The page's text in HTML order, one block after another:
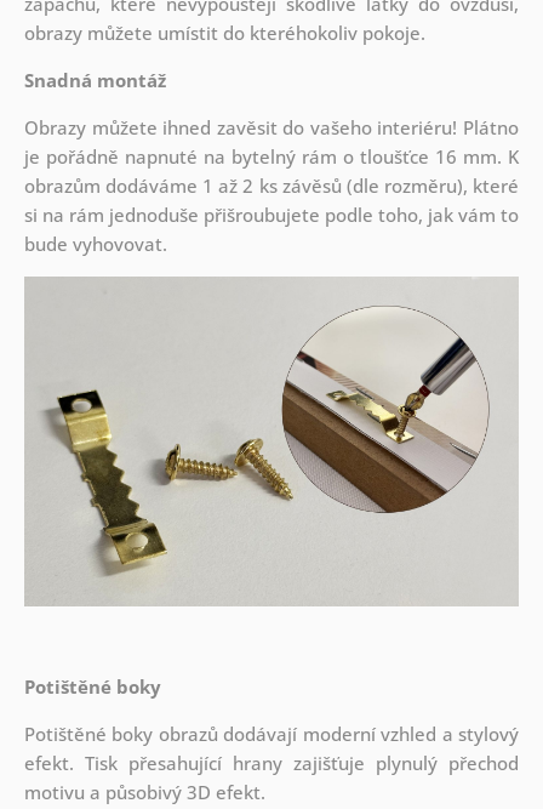
obrazy můžete umístit do kteréhokoliv pokoje.
Snadná montáž
Obrazy můžete ihned zavěsit do vašeho interiéru! Plátno
je pořádně napnuté na bytelný rám o tloušťce 16 mm. K
obrazům dodáváme 1 až 2 ks závěsů (dle rozměru), které
si na rám jednoduše přišroubujete podle toho, jak vám to
bude vyhovovat.
Potištěné boky
Potištěné boky obrazů dodávají moderní vzhled a stylový
efekt. Tisk přesahující hrany zajišťuje plynulý přechod
motivu a působivý 3D efekt.